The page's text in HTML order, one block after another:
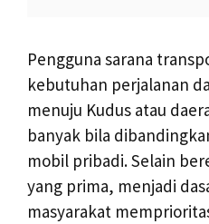
Pengguna sarana
kebutuhan perjalanan
menuju Kudus atau
banyak bila
mobil pribadi. Selain
yang prima, menjadi
masyarakat